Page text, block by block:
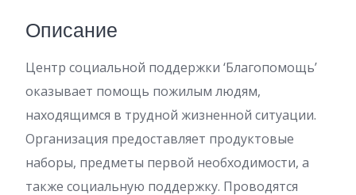
Описание
Центр социальной поддержки ‘Благопомощь’
оказывает помощь пожилым людям,
находящимся в трудной жизненной ситуации.
Организация предоставляет продуктовые
наборы, предметы первой необходимости, а
также социальную поддержку. Проводятся